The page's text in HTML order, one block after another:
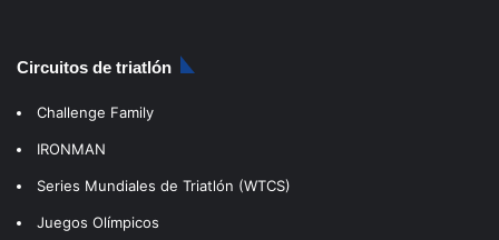
Circuitos de triatlón
Challenge Family
IRONMAN
Series Mundiales de Triatlón (WTCS)
Juegos Olímpicos